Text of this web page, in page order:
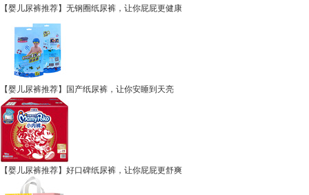
【婴儿尿裤推荐】无钢圈纸尿裤，让你屁屁更健康
【婴儿尿裤推荐】国产纸尿裤，让你安睡到天亮
【婴儿尿裤推荐】好口碑纸尿裤，让你屁屁更舒爽